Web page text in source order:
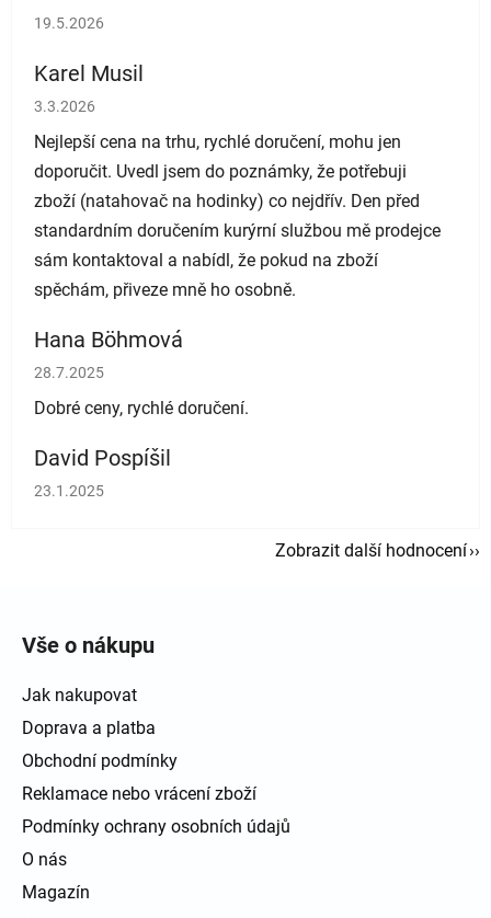
Hodnocení obchodu je 5 z 5 hvězdiček.
19.5.2026
Karel Musil
Hodnocení obchodu je 5 z 5 hvězdiček.
3.3.2026
Nejlepší cena na trhu, rychlé doručení, mohu jen
doporučit. Uvedl jsem do poznámky, že potřebuji
zboží (natahovač na hodinky) co nejdřív. Den před
standardním doručením kurýrní službou mě prodejce
sám kontaktoval a nabídl, že pokud na zboží
spěchám, přiveze mně ho osobně.
Hana Böhmová
Hodnocení obchodu je 5 z 5 hvězdiček.
28.7.2025
Dobré ceny, rychlé doručení.
David Pospíšil
Hodnocení obchodu je 5 z 5 hvězdiček.
23.1.2025
Zobrazit další hodnocení
Vše o nákupu
Jak nakupovat
Doprava a platba
Obchodní podmínky
Reklamace nebo vrácení zboží
Podmínky ochrany osobních údajů
O nás
Magazín